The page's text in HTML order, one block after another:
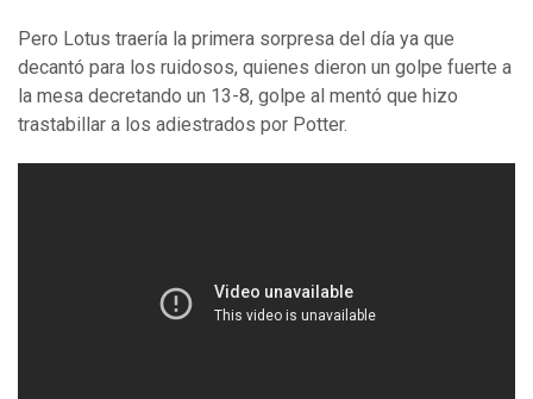
Pero Lotus traería la primera sorpresa del día ya que
decantó para los ruidosos, quienes dieron un golpe fuerte a
la mesa decretando un 13-8, golpe al mentó que hizo
trastabillar a los adiestrados por Potter.